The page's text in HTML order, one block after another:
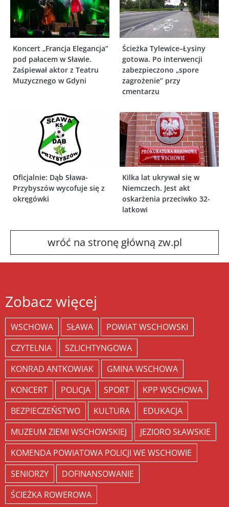
Koncert „Francja Elegancja”
pod pałacem w Sławie.
Zaśpiewał aktor z Teatru
Muzycznego w Gdyni
Ścieżka Tylewice–Łysiny
gotowa. Po interwencji
zabezpieczono „spore
zagrożenie” przy
cmentarzu
Oficjalnie: Dąb Sława-
Przybyszów wycofuje się z
okręgówki
Kilka lat ukrywał się w
Niemczech. Jest akt
oskarżenia przeciwko 32-
latkowi
wróć na stronę główną zw.pl
Zobacz więcej
WSCHOWA SŁAWA
POWIAT WSCHOWSKI
CZYTELNIA
SZLICHTYNGOWA
KONRAD ANTKOWIAK
GMINA WSCHOWA
KONCERT
POLICJA SPORT
KPP WSCHOWA
BEZPIECZEŃSTWO
KULTURA
EDUKACJA
MUZEUM ZIEMI WSCHOWSKIEJ
JEZIORO SŁAWSKIE
KOMENDA POWIATOWA POLICJI WE WSCHOWIE
SENIORZY
DOFINANSOWANIE
ŚCIEŻKA ROWEROWA